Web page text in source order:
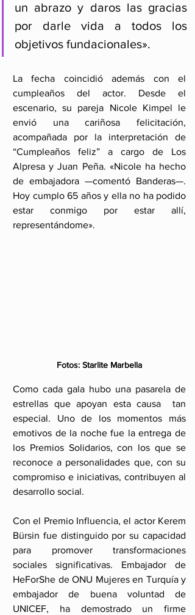
un abrazo y daros las gracias
por darle vida a todos los
objetivos fundacionales».
La fecha coincidió además con el
cumpleaños del actor. Desde el
escenario, su pareja Nicole Kimpel le
envió una cariñosa felicitación,
acompañada por la interpretación de
“Cumpleaños feliz” a cargo de Los
Alpresa y Juan Peña. «Nicole ha hecho
de embajadora —comentó Banderas—.
Hoy cumplo 65 años y ella no ha podido
estar conmigo por estar allí,
representándome».
Fotos: Starlite Marbella
Como cada gala hubo una pasarela de
estrellas que apoyan esta causa  tan
especial. Uno de los momentos más
emotivos de la noche fue la entrega de
los Premios Solidarios, con los que se
reconoce a personalidades que, con su
compromiso e iniciativas, contribuyen al
desarrollo social.
Con el Premio Influencia, el actor Kerem
Bürsin fue distinguido por su capacidad
para promover transformaciones
sociales significativas. Embajador de
HeForShe de ONU Mujeres en Turquía y
embajador de buena voluntad de
UNICEF, ha demostrado un firme